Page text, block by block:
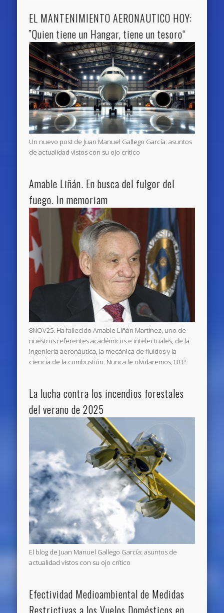
EL MANTENIMIENTO AERONAUTICO HOY:
”Quien tiene un Hangar, tiene un tesoro“
Un nuevo post de Juan Manuel Gallego García: asuntos
de actualidad vistos con su ojo crítico
Amable Liñán. En busca del fulgor del
fuego. In memoriam
8NOV25. Ha fallecido Amable Liñán Martínez, uno de
nuestros referentes académicos e intelectuales, de la
ingeniería aeronáutica, la mecánica de fluidos y la
ciencia de la combustión. Nunca le olvidaremos, DEP.
La lucha contra los incendios forestales
del verano de 2025
El blog de Juan Manuel Gallego García: asuntos de
actualidad vistos con su ojo crítico
Efectividad Medioambiental de Medidas